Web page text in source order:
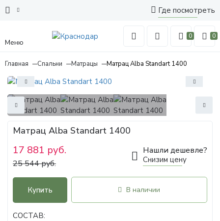
Где посмотреть
Меню
0 0
Главная Спальни Матрацы Матрац Alba Standart 1400
Матрац Alba Standart 1400
17 881 руб.
25 544 руб.
Нашли дешевле?
Снизим цену
Купить В наличии
СОСТАВ: